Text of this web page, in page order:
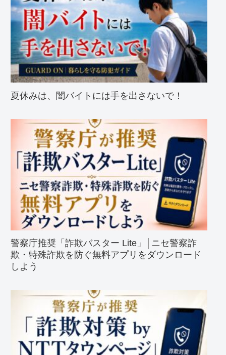
夏休みは、闇バイトには手を出さないで！
警察庁推奨「詐欺バスター Lite」│ニセ警察詐
欺・特殊詐欺を防ぐ無料アプリをダウンロード
しよう